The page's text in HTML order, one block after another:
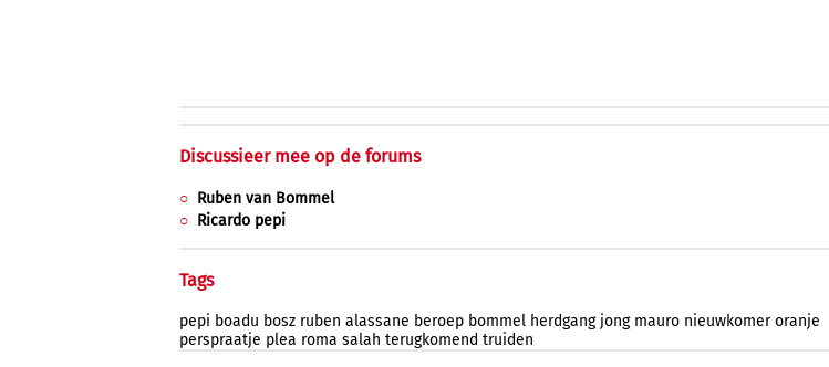
Discussieer mee op de forums
Ruben van Bommel
Ricardo pepi
Tags
pepi boadu bosz ruben alassane beroep bommel herdgang jong mauro nieuwkomer oranje
perspraatje plea roma salah terugkomend truiden